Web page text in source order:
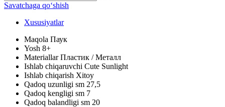
Savatchaga qo‘shish
Xususiyatlar
Maqola Паук
Yosh 8+
MateriallarПластик / Металл
Ishlab chiqaruvchi Cute Sunlight
Ishlab chiqarish Xitoy
Qadoq uzunligi sm 27,5
Qadoq kengligi sm 7
Qadoq balandligi sm 20